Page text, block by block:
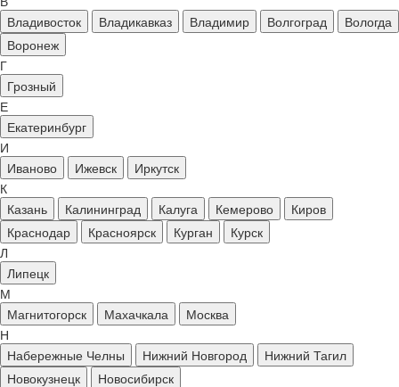
Владивосток
Владикавказ Владимир Волгоград
Вологда
Воронеж
Г
Грозный
Е
Екатеринбург
И
Иваново
Ижевск
Иркутск
К
Казань
Калининград Калуга Кемерово
Киров
Краснодар
Красноярск Курган
Курск
Л
Липецк
М
Магнитогорск
Махачкала
Москва
Н
Набережные Челны
Нижний Новгород
Нижний Тагил
Новокузнецк
Новосибирск